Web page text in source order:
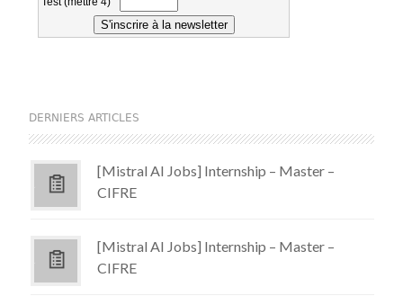
DERNIERS ARTICLES
[Mistral AI Jobs] Internship – Master –
CIFRE
[Mistral AI Jobs] Internship – Master –
CIFRE